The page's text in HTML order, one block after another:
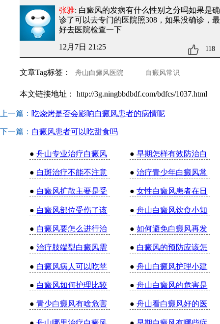
张雅: 白癜风的发病有什么性别之分吗如果是确
诊了可以去专门的医院照308，如果没确诊，最
好去医院检查一下
12月7日 21:25 118
文章Tag标签： 舟山白癜风医院 白癜风常识
本文链接地址： http://3g.ningbbdbdf.com/bdfcs/1037.html
上一篇： 吃烧烤是否会影响白癜风患者的病情呢
下一篇： 白癜风患者可以吃甜食吗
●舟山专业治疗白癜风 ●早期怎样有效防治白
● 白斑治疗不能不注意 ●治疗青少年白癜风常
● 白癜风扩散主要是受 ●女性白癜风患者在日
● 白癜风部位受伤了该 ●舟山白癜风饮食小知
● 白癜风要怎么进行治 ●如何避免白癜风再发
●治疗肢端型白癜风需 ● 白癜风的预防应该怎
● 白癜风病人可以吃苹 ●舟山白癜风护理小建
● 白癜风如何护理比较 ●舟山白癜风的危害是
●青少白癜风有啥危害 ●舟山看白癜风好的医